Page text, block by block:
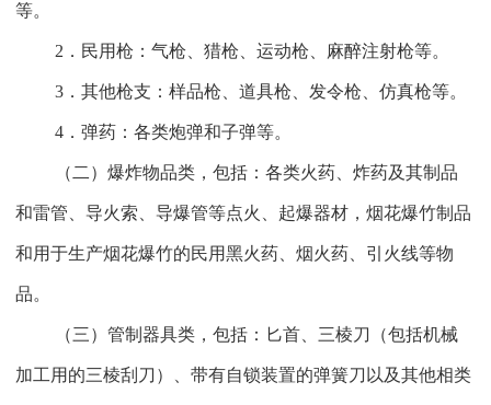
等。
2 ．民用枪：气枪、猎枪、运动枪、麻醉注射枪等。
3 ．其他枪支：样品枪、道具枪、发令枪、仿真枪等。
4 ．弹药：各类炮弹和子弹等。
（二）爆炸物品类，包括：各类火药、炸药及其制品
和雷管、导火索、导爆管等点火、起爆器材，烟花爆竹制品
和用于生产烟花爆竹的民用黑火药、烟火药、引火线等物
品。
（三）管制器具类，包括：匕首、三棱刀（包括机械
加工用的三棱刮刀）、带有自锁装置的弹簧刀以及其他相类